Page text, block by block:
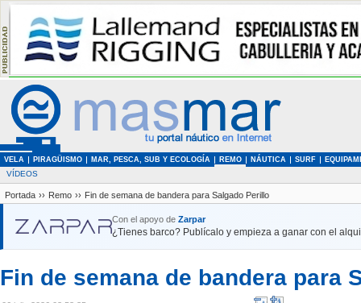
VELA PIRAGÜISMO MAR, PESCA, SUB Y ECOLOGÍA REMO NÁUTICA SURF
VÍDEOS
Portada ›› Remo ›› Fin de semana de bandera para Salgado Perillo
Con el apoyo de Zarpar
¿Tienes barco? Publícalo y empieza a ganar con el
Fin de semana de bandera para